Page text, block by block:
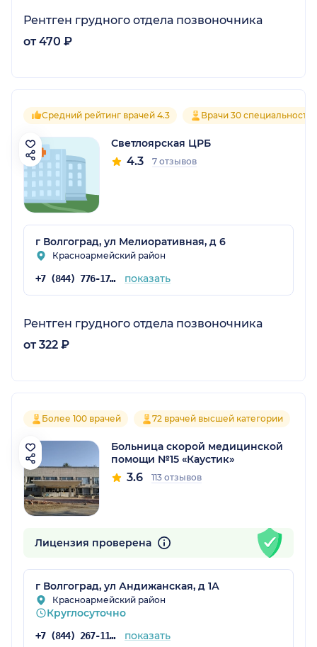
Рентген грудного отдела позвоночника
от 470 ₽
Средний рейтинг врачей 4.3 Врачи 30
Светлоярская ЦРБ
4.3 7 отзывов
г Волгоград, ул Мелиоративная, д 6
Красноармейский район
+7 (844) 776-17-33 показать
Рентген грудного отдела позвоночника
от 322 ₽
Более 100 врачей 72 врачей высшей категории
Больница скорой медицинской
помощи №15 «Каустик»
3.6 113 отзывов
Лицензия проверена
г Волгоград, ул Андижанская, д 1А
Красноармейский район
Круглосуточно
+7 (844) 267-11-53 показать